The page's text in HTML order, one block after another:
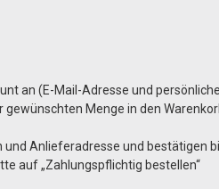
an (E-Mail-Adresse und
gewünschten Menge in den
Anlieferadresse und bestätigen
auf „Zahlungspflichtig bestellen“